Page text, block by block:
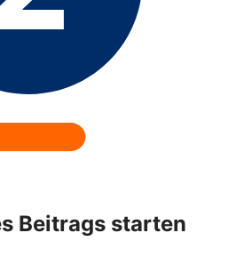
Beitrags starten